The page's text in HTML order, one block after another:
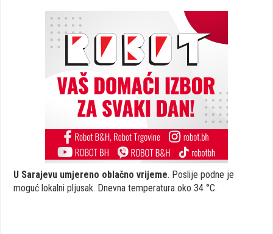
U Sarajevu umjereno oblačno vrijeme. Poslije podne je
moguć lokalni pljusak. Dnevna temperatura oko 34 °C.